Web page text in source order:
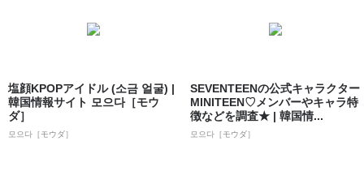
塩顔KPOPアイドル (소금 얼굴) |
韓国情報サイト 모으다［モウ
ダ］
모으다［モウダ］
SEVENTEENの公式キャラクター
MINITEEN♡メンバーやキャラ特
徴などを調査★ | 韓国情...
모으다［モウダ］